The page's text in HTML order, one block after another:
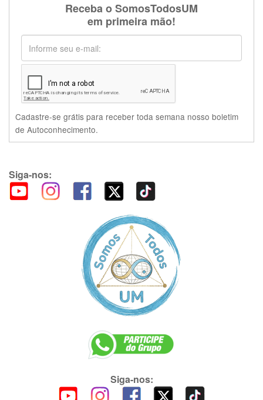
Receba o SomosTodosUM
em primeira mão!
Cadastre-se grátis para receber toda semana nosso boletim
de Autoconhecimento.
Siga-nos:
Siga-nos: